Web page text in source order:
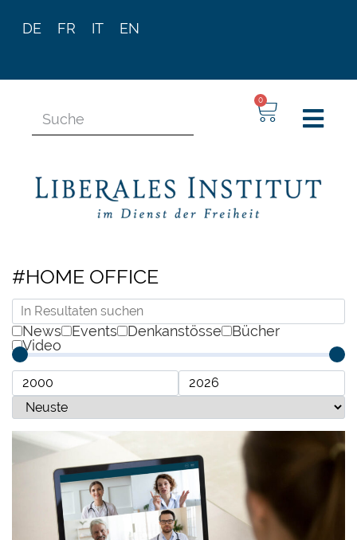
DE FR IT EN
0
#HOME OFFICE
News Events Denkanstösse
Bücher
Video